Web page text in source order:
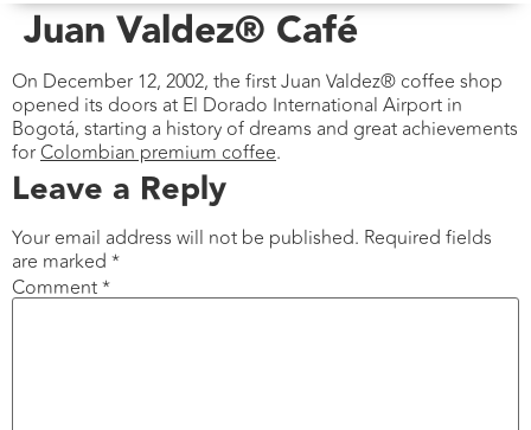
Juan Valdez® Café
On December 12, 2002, the first Juan Valdez® coffee shop
opened its doors at El Dorado International Airport in
Bogotá, starting a history of dreams and great achievements
forColombian premium coffee.
Leave a Reply
Your email address will not be published. Required fields
are marked *
Comment*